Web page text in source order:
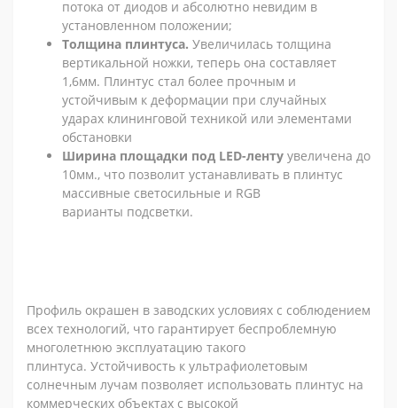
потока от диодов и абсолютно невидим в
установленном положении;
Толщина плинтуса. Увеличилась толщина
вертикальной ножки, теперь она составляет
1,6мм. Плинтус стал более прочным и
устойчивым к деформации при случайных
ударах клининговой техникой или элементами
обстановки
Ширина площадки под LED-ленту увеличена до
10мм., что позволит устанавливать в плинтус
массивные светосильные и RGB
варианты подсветки.
Профиль окрашен в заводских условиях с соблюдением
всех технологий, что гарантирует беспроблемную
многолетнюю эксплуатацию такого
плинтуса. Устойчивость к ультрафиолетовым
солнечным лучам позволяет использовать плинтус на
коммерческих объектах с высокой